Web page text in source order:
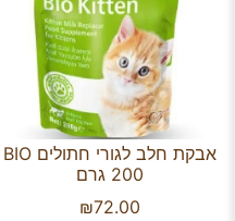
אבקת חלב לגורי חתולים BIO
200 גרם
₪72.00